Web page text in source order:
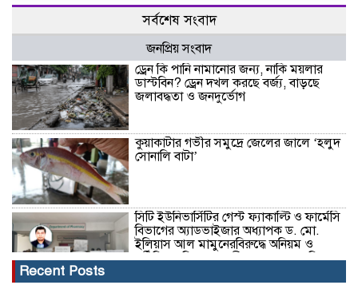
সর্বশেষ সংবাদ
জনপ্রিয় সংবাদ
ড্রেন কি পানি নামানোর জন্য, নাকি ময়লার
ডাস্টবিন? ড্রেন দখল করছে বর্জ্য, বাড়ছে
জলাবদ্ধতা ও জনদুর্ভোগ
কুয়াকাটার গভীর সমুদ্রে জেলের জালে ‘হলুদ
সোনালি বাটা’
সিটি ইউনিভার্সিটির গেস্ট ফ্যাকাল্টি ও ফার্মেসি
বিভাগের অ্যাডভাইজার অধ্যাপক ড. মো.
ইলিয়াস আল মামুনেরবিরুদ্ধে অনিয়ম ও
দুর্নীতির অভিযোগ; স্থায়ী অপসারণেরদাবিতে
Recent Posts